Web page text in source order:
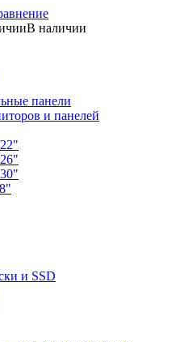
В наличии
панели
и панелей
и SSD